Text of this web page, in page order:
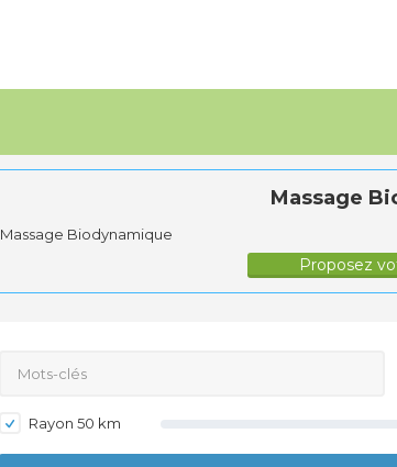
Massage
Massage Biodynamique
Proposez
Rayon 50 km